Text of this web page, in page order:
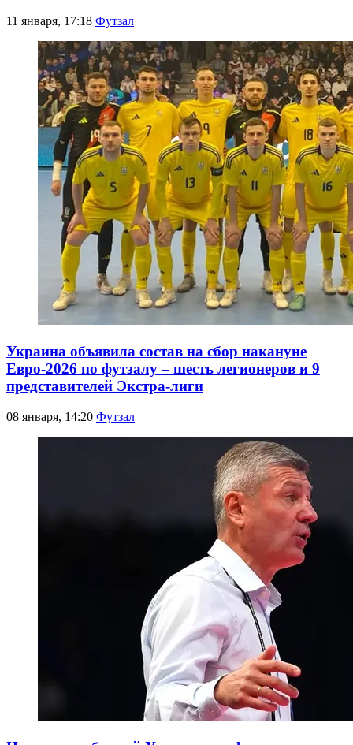
11 января, 17:18 Футзал
Украина объявила состав на сбор накануне
Евро-2026 по футзалу – шесть легионеров и 9
представителей Экстра-лиги
08 января, 14:20 Футзал